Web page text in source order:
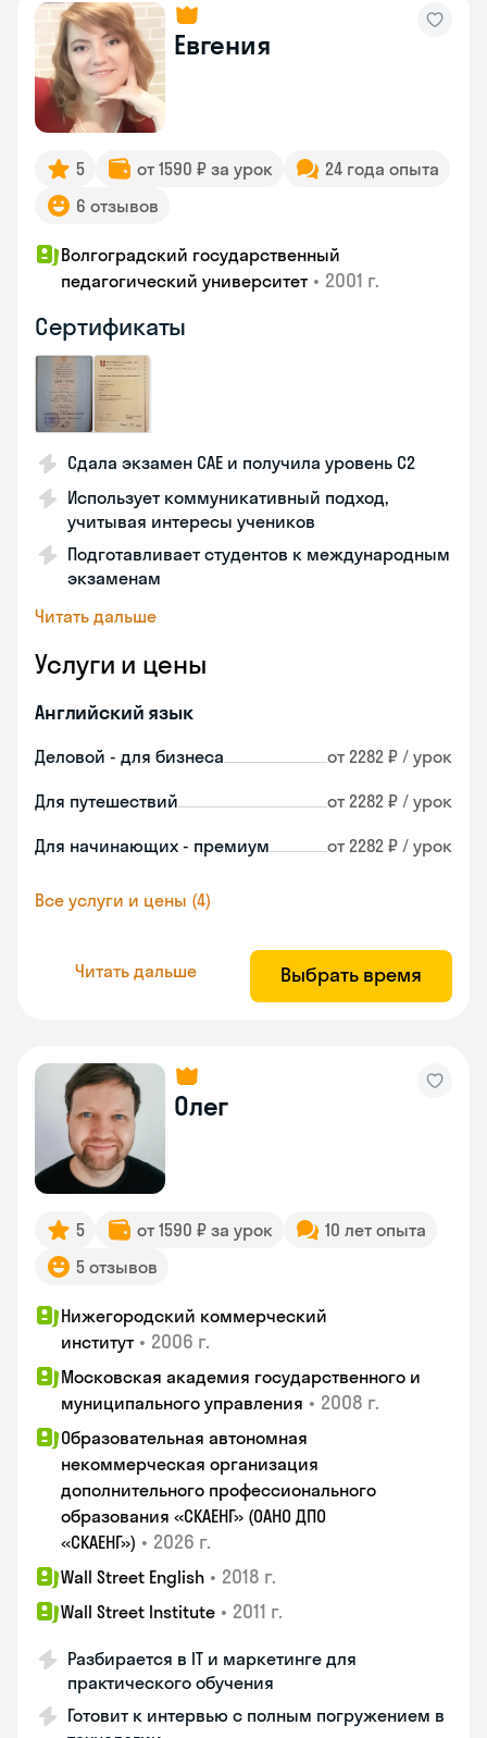
Евгения
5 от 1590 ₽ за урок
24 года опыта
6 отзывов
Волгоградский государственный
педагогический университет • 2001 г.
Сертификаты
Сдала экзамен CAE и получила уровень С2
Использует коммуникативный подход,
учитывая интересы учеников
Подготавливает студентов к международным
экзаменам
Читать дальше
Услуги и цены
Английский язык
Деловой - для бизнеса от 2282 ₽ / урок
Для путешествий от 2282 ₽ / урок
Для начинающих - премиум от 2282 ₽ / урок
Все услуги и цены (4)
Читать дальше Выбрать время
Олег
5 от 1590 ₽ за урок
10 лет опыта
5 отзывов
Нижегородский коммерческий
институт • 2006 г.
Московская академия государственного и
муниципального управления • 2008 г.
Образовательная автономная
некоммерческая организация
дополнительного профессионального
образования «СКАЕНГ» (ОАНО ДПО
«СКАЕНГ») • 2026 г.
Wall Street English • 2018 г.
Wall Street Institute • 2011 г.
Разбирается в IT и маркетинге для
практического обучения
Готовит к интервью с полным погружением в